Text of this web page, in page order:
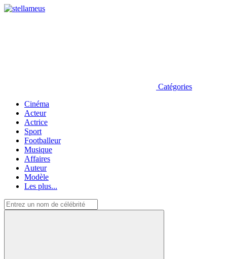
Catégories
Cinéma
Acteur
Actrice
Sport
Footballeur
Musique
Affaires
Auteur
Modèle
Les plus...